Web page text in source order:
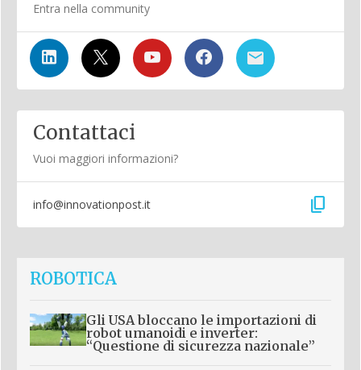
Entra nella community
Contattaci
Vuoi maggiori informazioni?
info@innovationpost.it content_copy
ROBOTICA
Gli USA bloccano le importazioni di
robot umanoidi e inverter:
“Questione di sicurezza nazionale”